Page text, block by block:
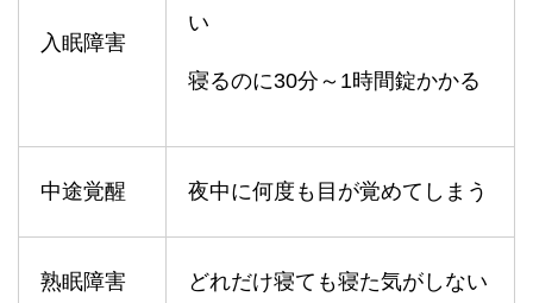
入眠障害
い
寝るのに30分～1時間錠かかる
中途覚醒 夜中に何度も目が覚めてしまう
熟眠障害 どれだけ寝ても寝た気がしない